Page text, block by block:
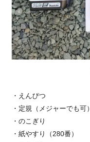
・えんぴつ
・定規（メジャーでも可）
・のこぎり
・紙やすり（280番）